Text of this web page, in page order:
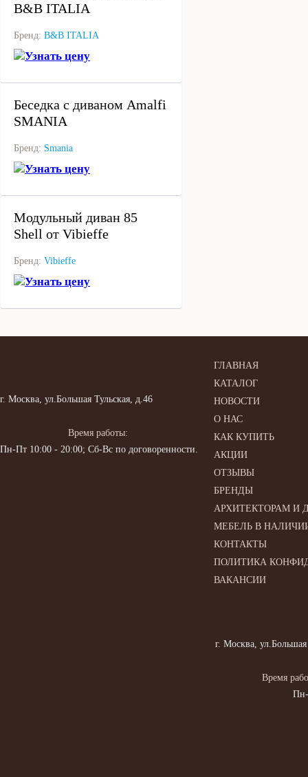
B&B ITALIA
Бренд: B&B ITALIA
Узнать цену
Беседка с диваном Amalfi
SMANIA
Бренд: Smania
Узнать цену
Модульный диван 85
Shell от Vibieffe
Бренд: Vibieffe
Узнать цену
г. Москва, ул.Большая Тульская, д.46
Время работы:
Пн-Пт 10:00 - 20:00; Сб-Вс по договоренности.
ГЛАВНАЯ
КАТАЛОГ
НОВОСТИ
О НАС
КАК КУПИТЬ
АКЦИИ
ОТЗЫВЫ
БРЕНДЫ
АРХИТЕКТОРАМ И
МЕБЕЛЬ В
КОНТАКТЫ
ПОЛИТИКА
ВАКАНСИИ
г. Москва, ул.Большая
Время
Пн-